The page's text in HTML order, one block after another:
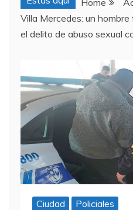
Home
Villa Mercedes: un
el delito de abuso sexual
Ciudad Policiales